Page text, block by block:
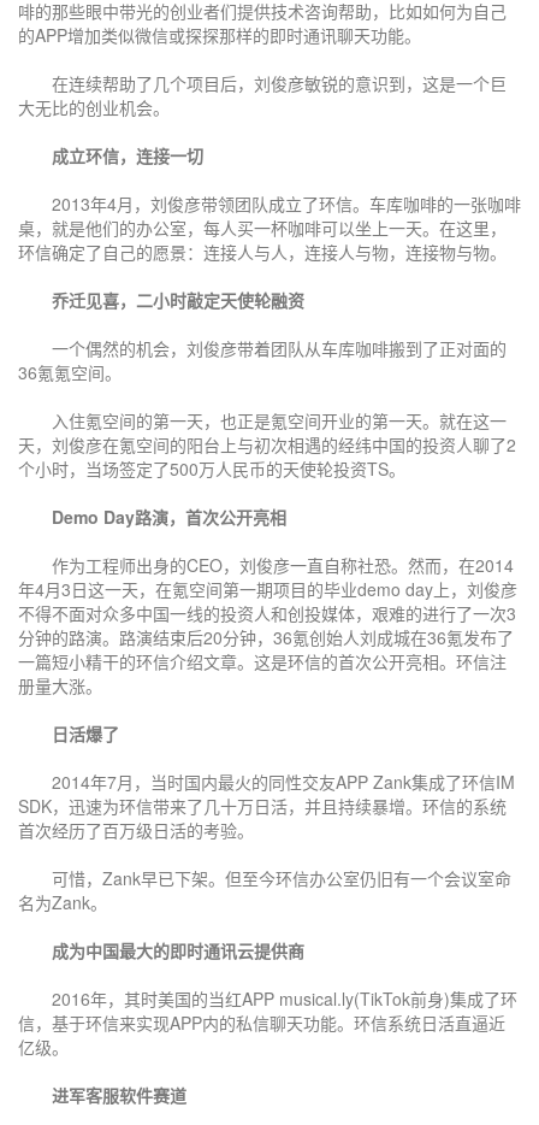
啡的那些眼中带光的创业者们提供技术咨询帮助，比如如何为自己
的APP增加类似微信或探探那样的即时通讯聊天功能。
在连续帮助了几个项目后，刘俊彦敏锐的意识到，这是一个巨
大无比的创业机会。
成立环信，连接一切
2013年4月，刘俊彦带领团队成立了环信。车库咖啡的一张咖啡
桌，就是他们的办公室，每人买一杯咖啡可以坐上一天。在这里，
环信确定了自己的愿景：连接人与人，连接人与物，连接物与物。
乔迁见喜，二小时敲定天使轮融资
一个偶然的机会，刘俊彦带着团队从车库咖啡搬到了正对面的
36氪氪空间。
入住氪空间的第一天，也正是氪空间开业的第一天。就在这一
天，刘俊彦在氪空间的阳台上与初次相遇的经纬中国的投资人聊了2
个小时，当场签定了500万人民币的天使轮投资TS。
Demo Day路演，首次公开亮相
作为工程师出身的CEO，刘俊彦一直自称社恐。然而，在2014
年4月3日这一天，在氪空间第一期项目的毕业demo day上，刘俊彦
不得不面对众多中国一线的投资人和创投媒体，艰难的进行了一次3
分钟的路演。路演结束后20分钟，36氪创始人刘成城在36氪发布了
一篇短小精干的环信介绍文章。这是环信的首次公开亮相。环信注
册量大涨。
日活爆了
2014年7月，当时国内最火的同性交友APP Zank集成了环信IM
SDK，迅速为环信带来了几十万日活，并且持续暴增。环信的系统
首次经历了百万级日活的考验。
可惜，Zank早已下架。但至今环信办公室仍旧有一个会议室命
名为Zank。
成为中国最大的即时通讯云提供商
2016年，其时美国的当红APP musical.ly(TikTok前身)集成了环
信，基于环信来实现APP内的私信聊天功能。环信系统日活直逼近
亿级。
进军客服软件赛道